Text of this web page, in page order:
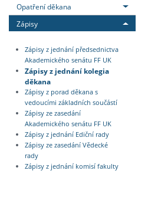
Opatření děkana
Zápisy
Zápisy z jednání předsednictva
Akademického senátu FF UK
Zápisy z jednání kolegia
děkana
Zápisy z porad děkana s
vedoucími základních součástí
Zápisy ze zasedání
Akademického senátu FF UK
Zápisy z jednání Ediční rady
Zápisy ze zasedání Vědecké
rady
Zápisy z jednání komisí fakulty